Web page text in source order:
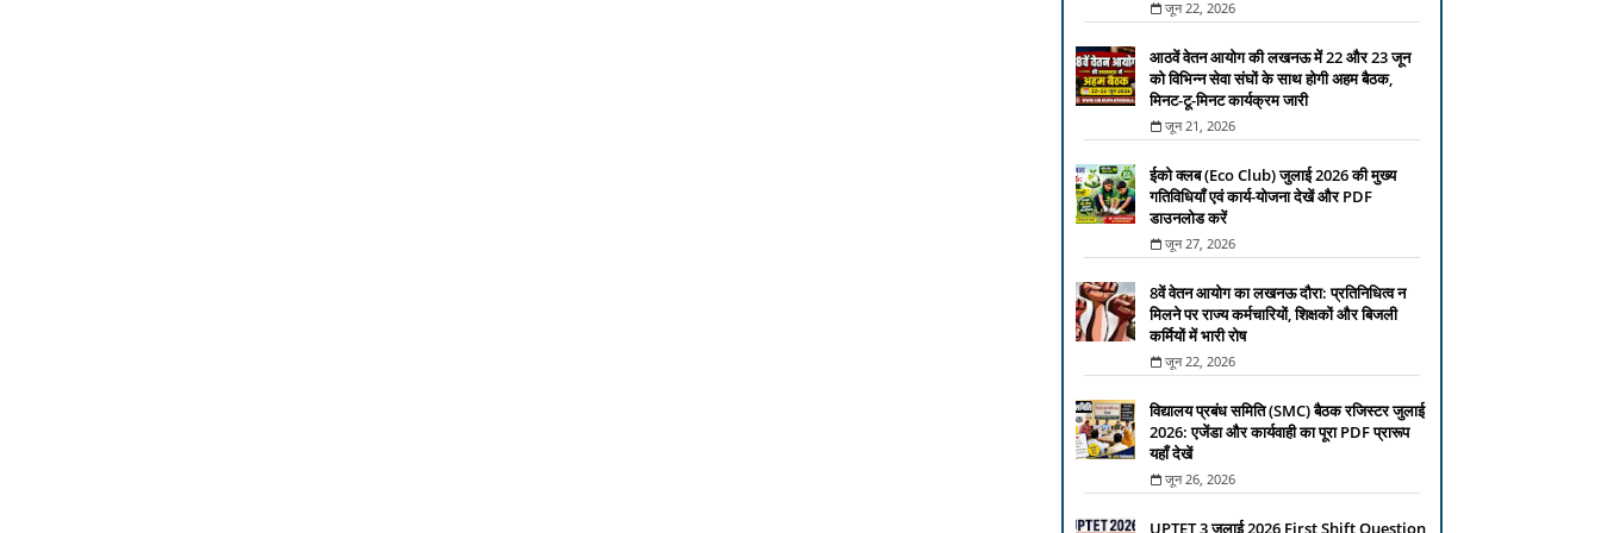
जून 22, 2026
आठवें वेतन आयोग की लखनऊ में 22 और 23 जून
को विभिन्न सेवा संघों के साथ होगी अहम बैठक,
मिनट-टू-मिनट कार्यक्रम जारी
जून 21, 2026
ईको क्लब (Eco Club) जुलाई 2026 की मुख्य
गतिविधियाँ एवं कार्य-योजना देखें और PDF
डाउनलोड करें
जून 27, 2026
8वें वेतन आयोग का लखनऊ दौरा: प्रतिनिधित्व न
मिलने पर राज्य कर्मचारियों, शिक्षकों और बिजली
कर्मियों में भारी रोष
जून 22, 2026
विद्यालय प्रबंध समिति (SMC) बैठक रजिस्टर जुलाई
2026: एजेंडा और कार्यवाही का पूरा PDF प्रारूप
यहाँ देखें
जून 26, 2026
UPTET 3 जुलाई 2026 First Shift Question